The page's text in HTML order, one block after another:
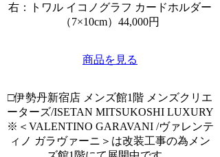
右：トワル イコノグラフ カードホルダー
（7×10cm）44,000円
商品を見る
□伊勢丹新宿店 メンズ館1階 メンズクリエ
ーターズ/ISETAN MITSUKOSHI LUXURY
※＜VALENTINO GARAVANI /ヴァレンテ
ィノ ガラヴァーニ＞は改装工事の為メン